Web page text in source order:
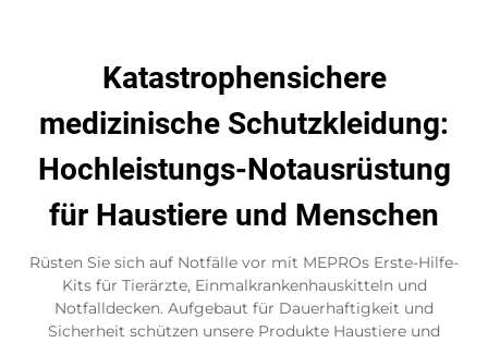
Katastrophensichere
medizinische Schutzkleidung:
Hochleistungs-Notausrüstung
für Haustiere und Menschen
Rüsten Sie sich auf Notfälle vor mit MEPROs Erste-Hilfe-
Kits für Tierärzte, Einmalkrankenhauskitteln und
Notfalldecken. Aufgebaut für Dauerhaftigkeit und
Sicherheit schützen unsere Produkte Haustiere und